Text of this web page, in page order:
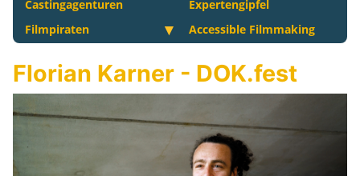
Castingagenturen
Expertengipfel
Filmpiraten
Accessible Filmmaking
Florian Karner - DOK.fest